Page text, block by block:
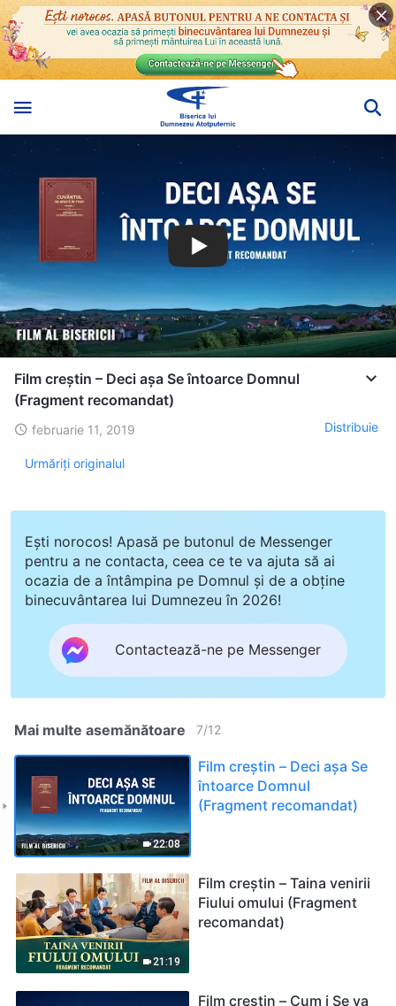
Film creștin – Deci așa Se întoarce Domnul
(Fragment recomandat)
februarie 11, 2019 Distribuie
Urmăriți originalul
Ești norocos! Apasă pe butonul de Messenger
pentru a ne contacta, ceea ce te va ajuta să ai
ocazia de a întâmpina pe Domnul și de a obține
binecuvântarea lui Dumnezeu în 2026!
Contactează-ne pe Messenger
Mai multe asemănătoare 7/12
22:08
Film creștin – Deci așa Se
întoarce Domnul
(Fragment recomandat)
21:19
Film creștin – Taina venirii
Fiului omului (Fragment
recomandat)
Film creștin – Cum i Se va